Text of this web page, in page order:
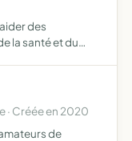
des
la santé et du
· Créée en 2020
de